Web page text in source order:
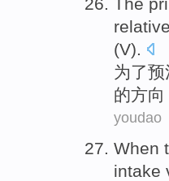
relative
(V).
为了预
的方向
youdao
When
intake